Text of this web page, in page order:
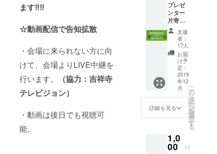
ます‼‼
☆動画配信で告知拡散
・会場に来られない方に向
けて、会場よりLIVE中継を
行います。
（協力：吉祥寺
テレビジョン）
・動画は後日でも視聴可
能。
プレゼ
ンター
片寄里
菜様よ
り、心
を込め
て御礼
メール
を差し
上げま
す。
支援
者：
17人
お届
け予
定：
2019
年12
月
詳細を見る
こ
の
リ
タ
ー
ン
を
選
択
す
る
1,0
00 円